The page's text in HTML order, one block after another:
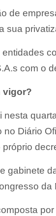
de
sua
com o
vigor?
Diário
gabinete
da